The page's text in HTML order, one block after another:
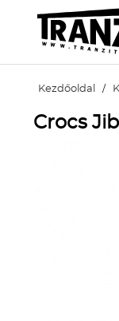
Kezdőoldal /
Crocs